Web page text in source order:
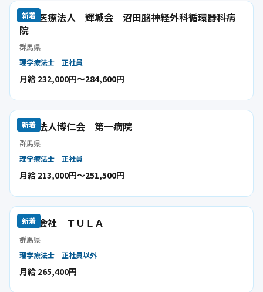
新着
社会医療法人 輝城会 沼田脳神経外科循環器科病
院
群馬県
理学療法士 正社員
月給 232,000円〜284,600円
新着
医療法人博仁会 第一病院
群馬県
理学療法士 正社員
月給 213,000円〜251,500円
新着
合同会社 ＴＵＬＡ
群馬県
理学療法士 正社員以外
月給 265,400円